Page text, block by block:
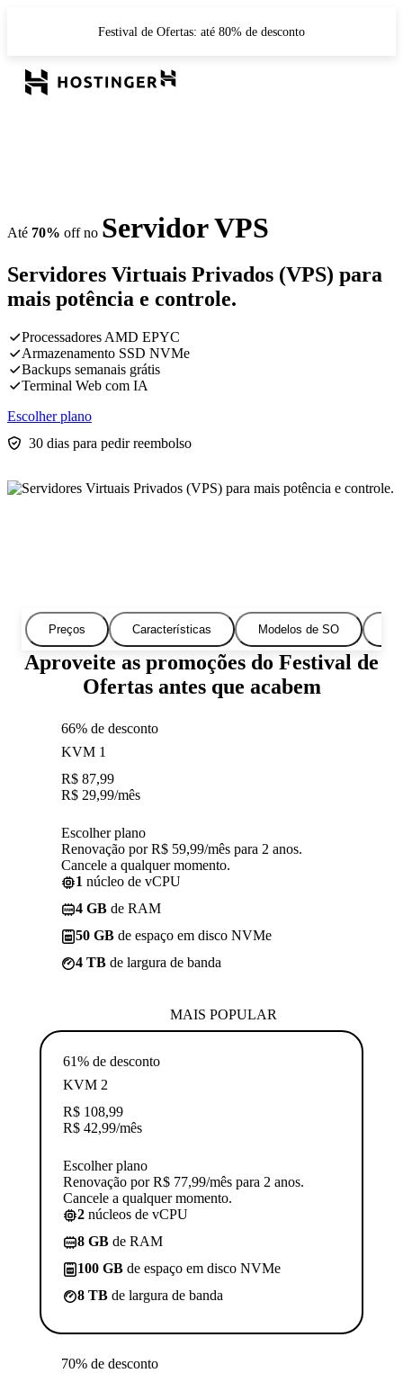
Festival de Ofertas: até 80% de desconto
Até 70% off no Servidor VPS
Servidores Virtuais Privados (VPS) para
mais potência e controle.
Processadores AMD EPYC
Armazenamento SSD NVMe
Backups semanais grátis
Terminal Web com IA
Escolher plano
30 dias para pedir reembolso
Preços Características Modelos de SO
Aproveite as promoções do Festival de
Ofertas antes que acabem
66% de desconto
KVM 1
R$ 87,99
R$ 29,99/mês
Escolher plano
Renovação por R$ 59,99/mês para 2 anos.
Cancele a qualquer momento.
1 núcleo de vCPU
4 GB de RAM
50 GB de espaço em disco NVMe
4 TB de largura de banda
MAIS POPULAR
61% de desconto
KVM 2
R$ 108,99
R$ 42,99/mês
Escolher plano
Renovação por R$ 77,99/mês para 2 anos.
Cancele a qualquer momento.
2 núcleos de vCPU
8 GB de RAM
100 GB de espaço em disco NVMe
8 TB de largura de banda
70% de desconto